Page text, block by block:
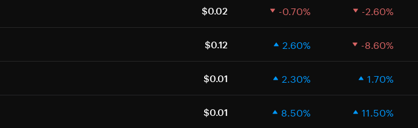
$0.02 -0.70% -2.60%
$0.12 2.60% -8.60%
$0.01 2.30% 1.70%
$0.01 8.50% 11.50%